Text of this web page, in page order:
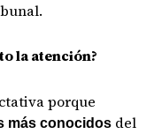
la atención?
porque
más conocidos del